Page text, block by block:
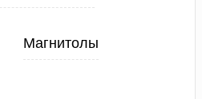
Магнитолы